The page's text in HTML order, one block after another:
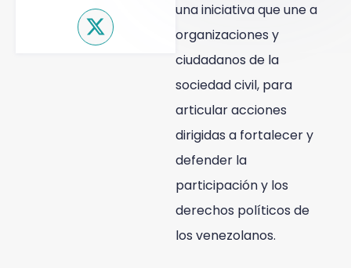
una iniciativa que une a
organizaciones y
ciudadanos de la
sociedad civil, para
articular acciones
dirigidas a fortalecer y
defender la
participación y los
derechos políticos de
los venezolanos.